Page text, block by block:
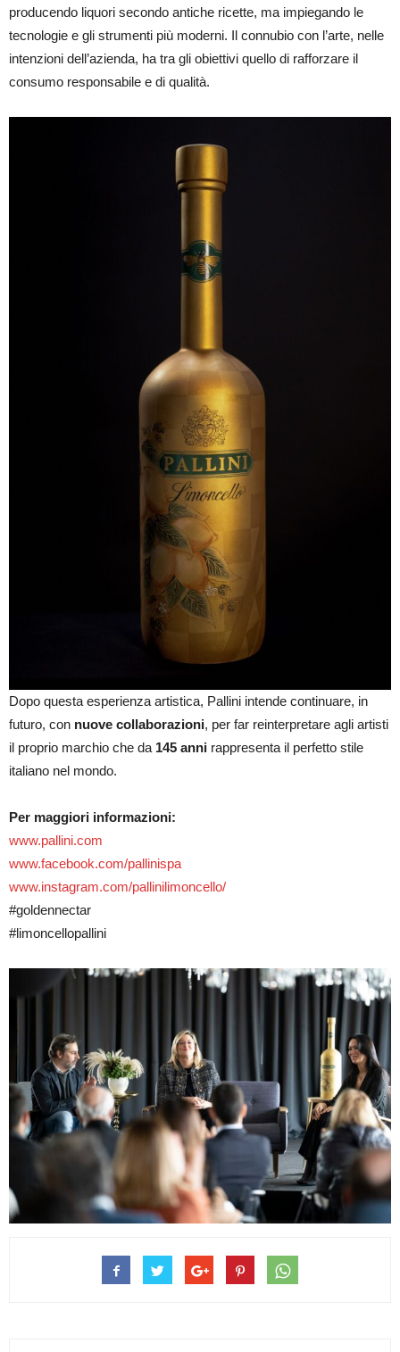
producendo liquori secondo antiche ricette, ma impiegando le
tecnologie e gli strumenti più moderni. Il connubio con l’arte, nelle
intenzioni dell’azienda, ha tra gli obiettivi quello di rafforzare il
consumo responsabile e di qualità.
Dopo questa esperienza artistica, Pallini intende continuare, in
futuro, con nuove collaborazioni, per far reinterpretare agli artisti
il proprio marchio che da 145 anni rappresenta il perfetto stile
italiano nel mondo.
Per maggiori informazioni:
www.pallini.com
www.facebook.com/pallinispa
www.instagram.com/pallinilimoncello/
#goldennectar
#limoncellopallini